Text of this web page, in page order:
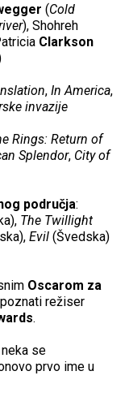
(Cold
), Shohreh
Clarkson
, In America,
invazije
Rings: Return of
Splendor, City of
područja:
The Twillight
Evil (Švedska)
Oscarom za
režiser
.
se
prvo ime u